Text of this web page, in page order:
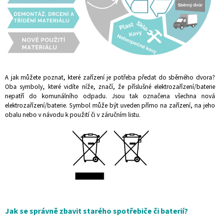
A jak můžete poznat, které zařízení je potřeba předat do sběrného dvora?
Oba symboly, které vidíte níže, značí, že příslušné elektrozařízení/baterie
nepatří do komunálního odpadu. Jsou tak označena všechna nová
elektrozařízení/baterie. Symbol může být uveden přímo na zařízení, na jeho
obalu nebo v návodu k použití či v záručním listu.
Jak se správně zbavit starého spotřebiče či baterií?